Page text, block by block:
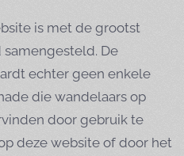
is met de grootst
De
echter geen enkele
die wandelaars op
door gebruik te
deze website of door het